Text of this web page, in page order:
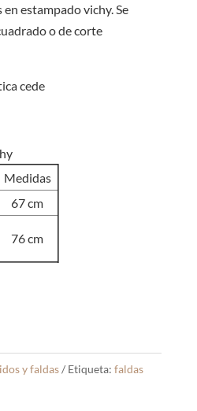
48.00.S/
estampado vichy. Se
o de corte
cede
Medidas
67 cm
76 cm
y faldas Etiqueta: faldas